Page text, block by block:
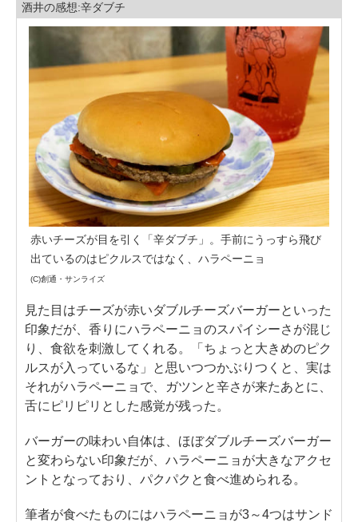
酒井の感想:辛ダブチ
赤いチーズが目を引く「辛ダブチ」。手前にうっすら飛び
出ているのはピクルスではなく、ハラペーニョ
(C)創通・サンライズ
見た目はチーズが赤いダブルチーズバーガーといった
印象だが、香りにハラペーニョのスパイシーさが混じ
り、食欲を刺激してくれる。「ちょっと大きめのピク
ルスが入っているな」と思いつつかぶりつくと、実は
それがハラペーニョで、ガツンと辛さが来たあとに、
舌にピリピリとした感覚が残った。
バーガーの味わい自体は、ほぼダブルチーズバーガー
と変わらない印象だが、ハラペーニョが大きなアクセ
ントとなっており、パクパクと食べ進められる。
筆者が食べたものにはハラペーニョが3～4つはサンド